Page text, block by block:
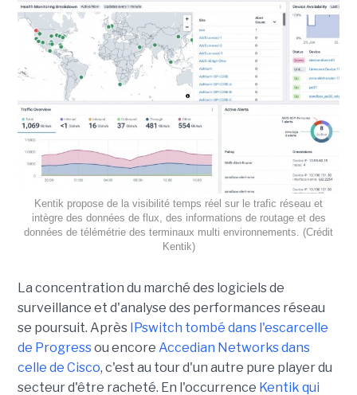
Kentik propose de la visibilité temps réel sur le trafic réseau et
intègre des données de flux, des informations de routage et des
données de télémétrie des terminaux multi environnements. (Crédit
Kentik)
La concentration du marché des logiciels de
surveillance et d'analyse des performances réseau
se poursuit. Après IPswitch tombé dans l'escarcelle
de Progressou encore Accedian Networks dans
celle de Cisco, c'est au tour d'un autre pure player du
secteur d'être racheté. En l'occurrence Kentik qui